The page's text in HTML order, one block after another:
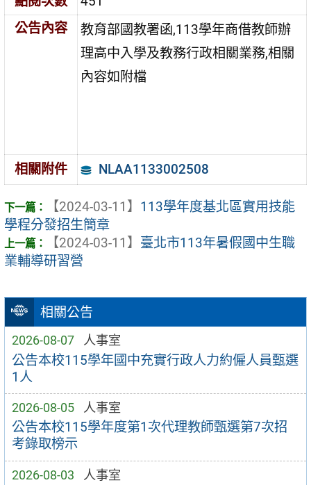
相關公告
2026-08-07 人事室
公告本校115學年國中充實行政人力約僱人員甄選
1人
2026-08-05 人事室
公告本校115學年度第1次代理教師甄選第7次招
考錄取榜示
2026-08-03 人事室
公告內容
教育部國教署函,113學年商借教師辦
理高中入學及教務行政相關業務,相關
內容如附檔
相關附件 NLAA1133002508
【2024-03-11】 113學年度基北區實用技能
學程分發招生簡章
【2024-03-11】 臺北市113年暑假國中生職
業輔導研習營